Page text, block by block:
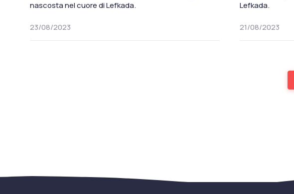
nascosta nel cuore di Lefkada.
23/08/2023
Lefkada.
21/08/2023